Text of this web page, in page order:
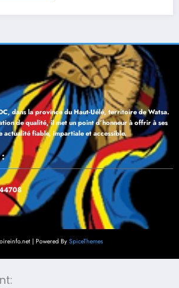
dans la province du Haut-Uélé, territoire de Watsa.
de qualité, il met un point d’honneur à offrir à ses
actualité fiable, impartiale et accessible.
:
| Powered By SpiceThemes